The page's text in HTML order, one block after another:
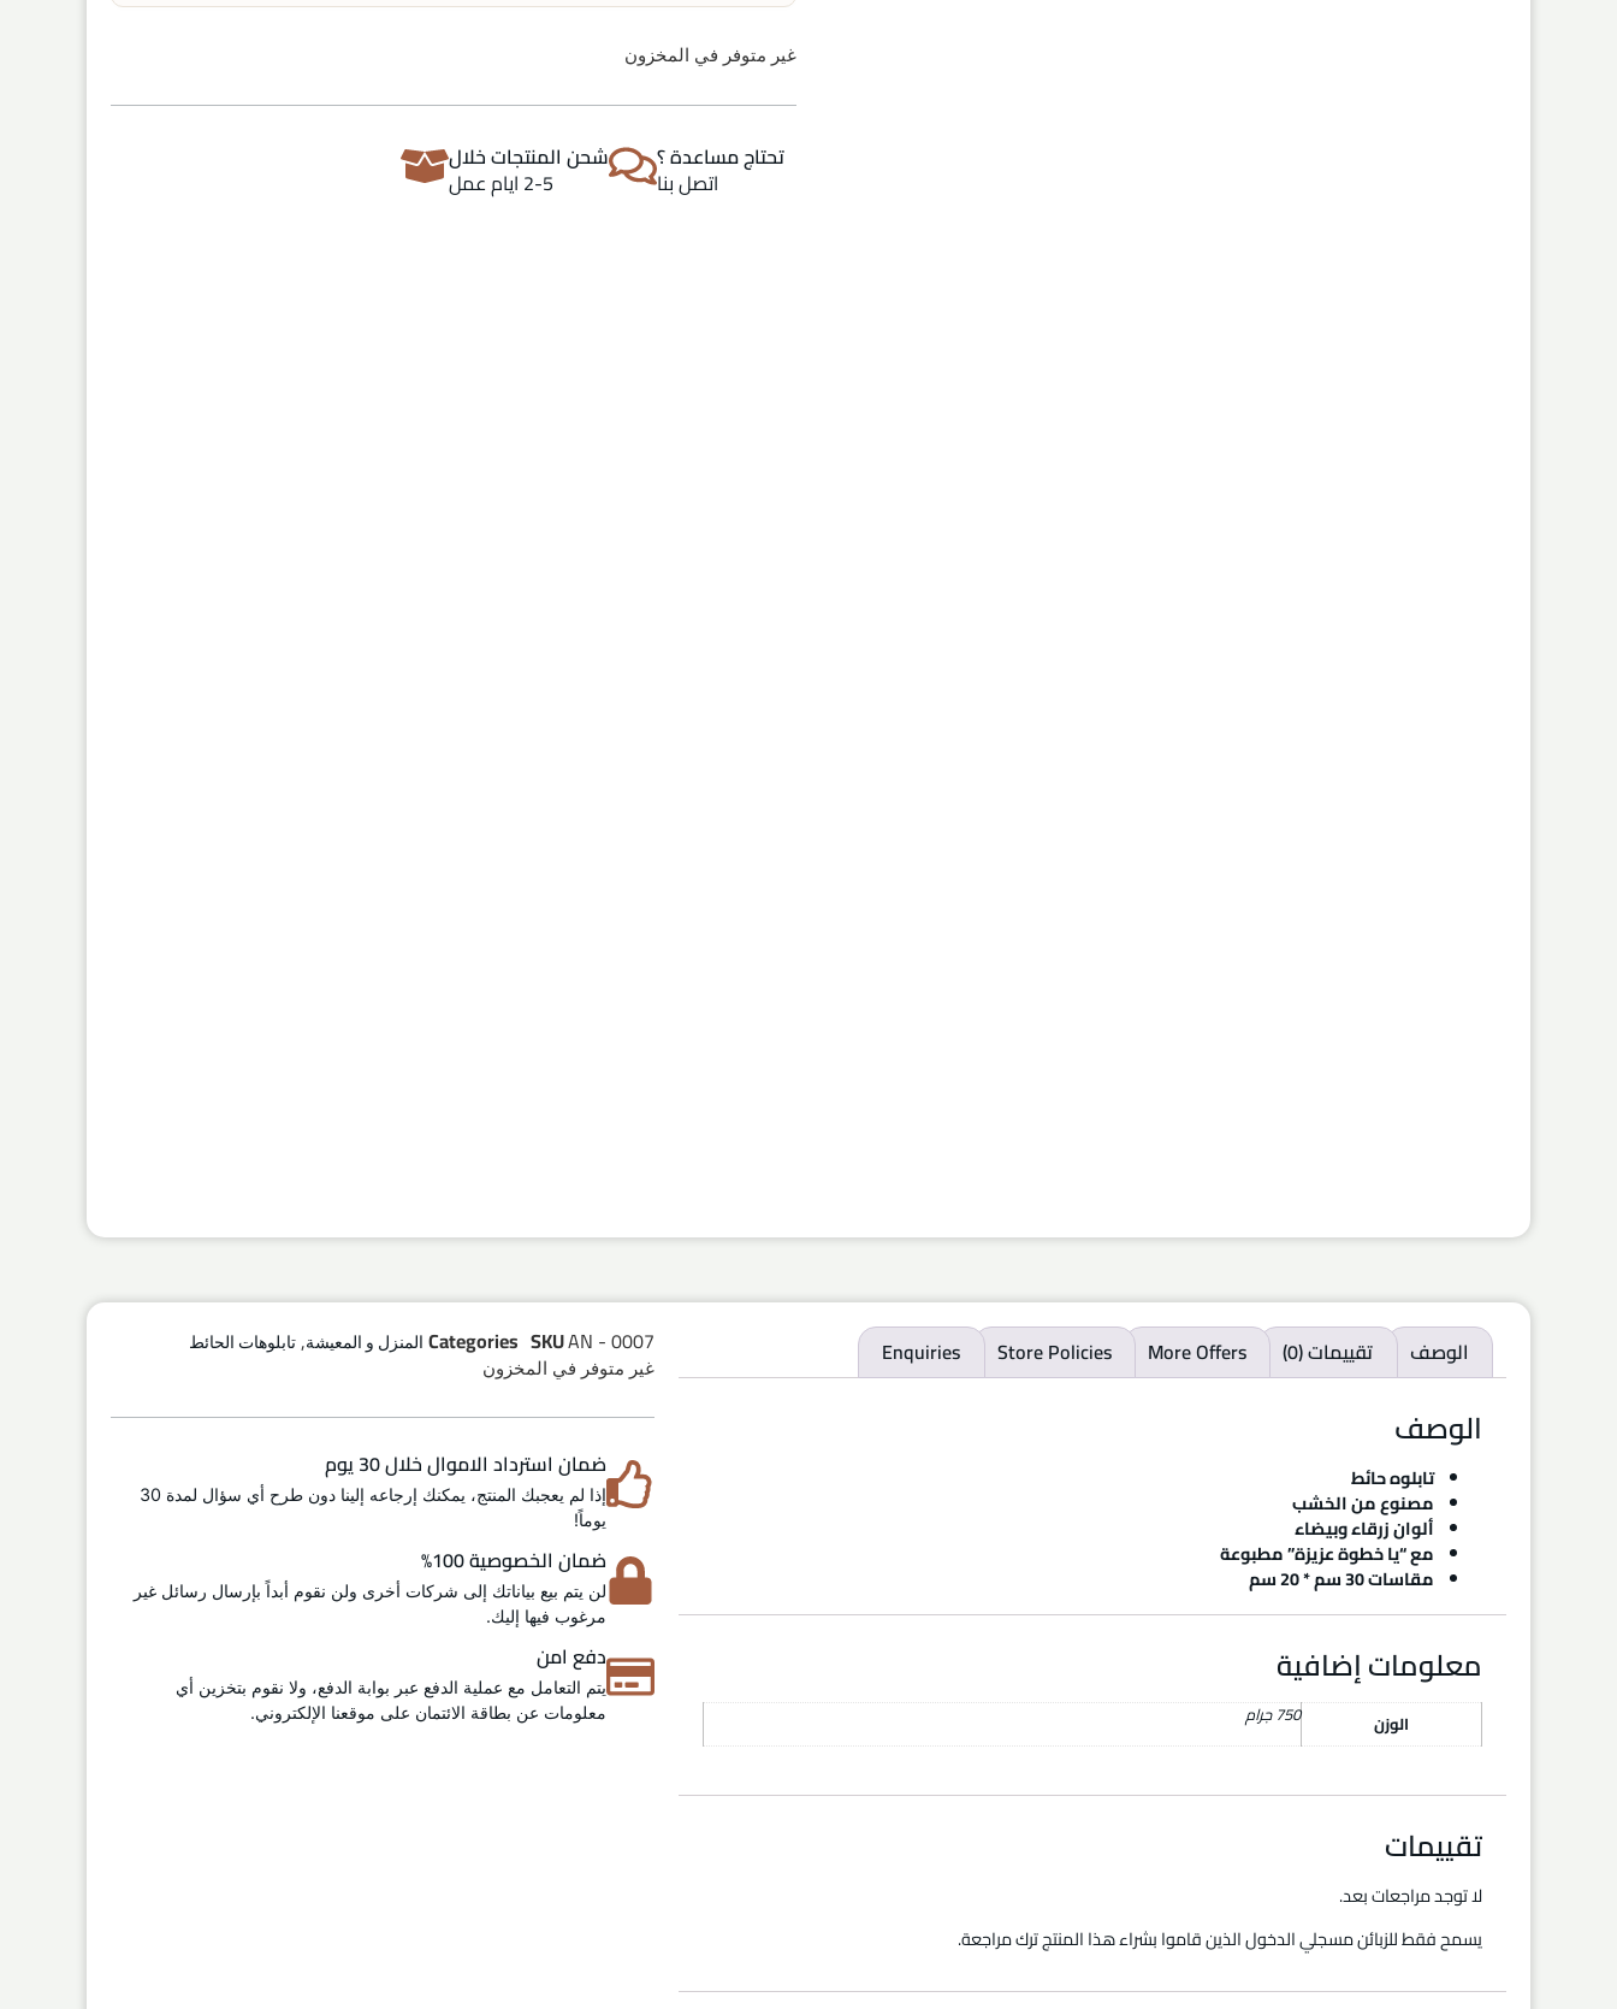
غير متوفر في المخزون
تحتاج مساعدة ؟
اتصل بنا
شحن المنتجات خلال
2-5 ايام عمل
الوصف تقييمات (0) More Offers
Store Policies
Enquiries
الوصف
تابلوه حائط
مصنوع من الخشب
ألوان زرقاء وبيضاء
مع “يا خطوة عزيزة” مطبوعة
مقاسات 30 سم * 20 سم
معلومات إضافية
الوزن 750 جرام
تقييمات
لا توجد مراجعات بعد.
يسمح فقط للزبائن مسجلي الدخول الذين قاموا بشراء هذا المنتج ترك مراجعة.
SKUAN - 0007
Categories المنزل و المعيشة, تابلوهات الحائط
غير متوفر في المخزون
ضمان استرداد الاموال خلال 30 يوم
إذا لم يعجبك المنتج، يمكنك إرجاعه إلينا دون طرح أي سؤال لمدة 30
يوماً!
ضمان الخصوصية 100%
لن يتم بيع بياناتك إلى شركات أخرى ولن نقوم أبداً بإرسال رسائل غير
مرغوب فيها إليك.
دفع امن
يتم التعامل مع عملية الدفع عبر بوابة الدفع، ولا نقوم بتخزين أي
معلومات عن بطاقة الائتمان على موقعنا الإلكتروني.